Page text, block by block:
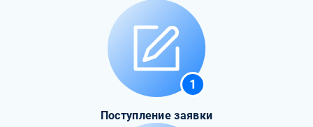
1
Поступление заявки